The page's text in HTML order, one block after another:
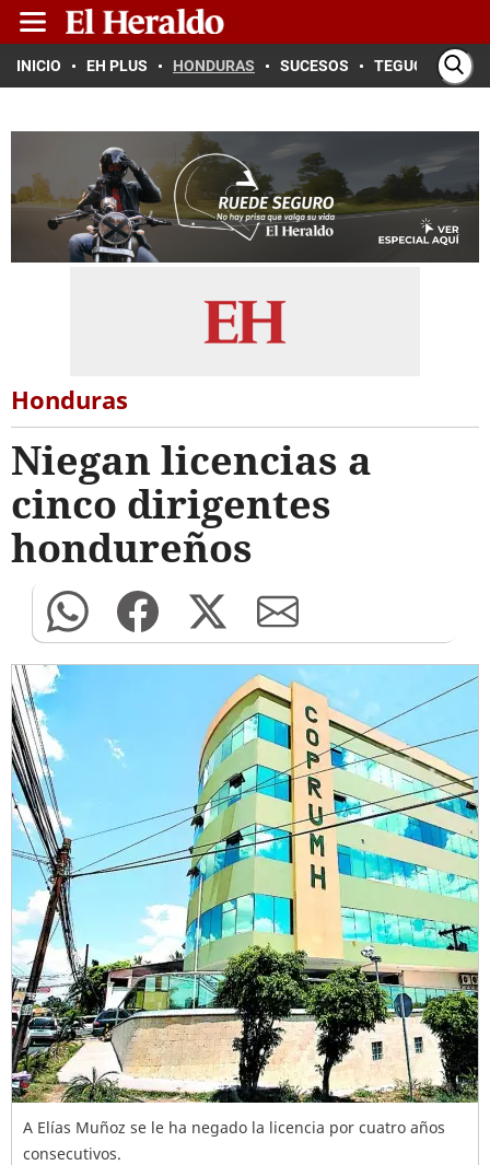
INICIO EH PLUS HONDURAS SUCESOS TEGUCIGALPA
Honduras
Niegan licencias a
cinco dirigentes
hondureños
A Elías Muñoz se le ha negado la licencia por cuatro años
consecutivos.